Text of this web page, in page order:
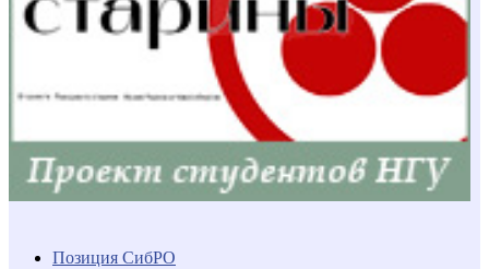
Позиция СибРО